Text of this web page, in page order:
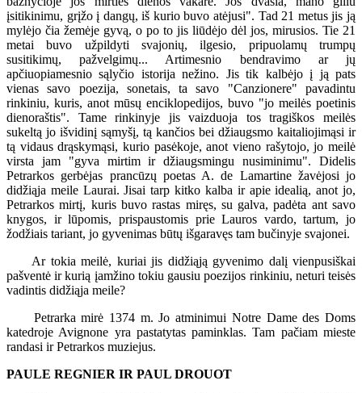
įsitikinimu, grįžo į dangų, iš kurio buvo atėjusi". Tad 21 metus jis ją
mylėjo čia žemėje gyvą, o po to jis liūdėjo dėl jos, mirusios. Tie 21
metai buvo užpildyti svajonių, ilgesio, pripuolamų trumpų
susitikimų, pažvelgimų... Artimesnio bendravimo ar jų
apčiuopiamesnio sąlyčio istorija nežino. Jis tik kalbėjo į ją pats
vienas savo poezija, sonetais, ta savo "Canzionere" pavadintu
rinkiniu, kuris, anot mūsų enciklopedijos, buvo "jo meilės poetinis
dienoraštis". Tame rinkinyje jis vaizduoja tos tragiškos meilės
sukeltą jo išvidinį sąmyšį, tą kančios bei džiaugsmo kaitaliojimąsi ir
tą vidaus drąskymąsi, kurio pasėkoje, anot vieno rašytojo, jo meilė
virsta jam "gyva mirtim ir džiaugsmingu nusiminimu". Didelis
Petrarkos gerbėjas prancūzų poetas A. de Lamartine žavėjosi jo
didžiąja meile Laurai. Jisai tarp kitko kalba ir apie idealią, anot jo,
Petrarkos mirtį, kuris buvo rastas miręs, su galva, padėta ant savo
knygos, ir lūpomis, prispaustomis prie Lauros vardo, tartum, jo
žodžiais tariant, jo gyvenimas būtų išgaravęs tam bučinyje svajonei.
Ar tokia meilė, kuriai jis didžiąją gyvenimo dalį vienpusiškai
pašventė ir kurią įamžino tokiu gausiu poezijos rinkiniu, neturi teisės
vadintis didžiąja meile?
Petrarka mirė 1374 m. Jo atminimui Notre Dame des Doms
katedroje Avignone yra pastatytas paminklas. Tam pačiam mieste
randasi ir Petrarkos muziejus.
PAULE REGNIER IR PAUL DROUOT